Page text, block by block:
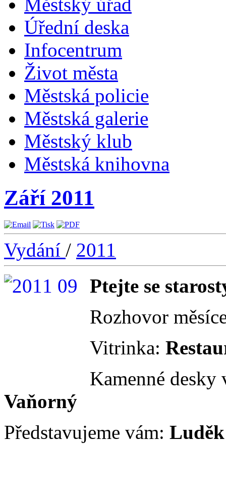
Úřední deska
Infocentrum
Život města
Městská policie
Městská galerie
Městský klub
Městská knihovna
Září 2011
Vydání / 2011
Ptejte se
Rozhovor
Vitrinka:
Kamenné
Vaňorný
Představujeme vám: